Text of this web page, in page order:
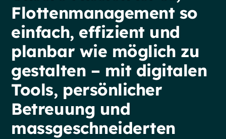
Flottenmanagement so
einfach, effizient und
planbar wie möglich zu
gestalten – mit digitalen
Tools, persönlicher
Betreuung und
massgeschneiderten